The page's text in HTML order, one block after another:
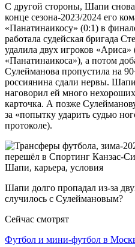
С другой стороны, Шапи снова
конце сезона-2023/2024 его
«Панатинаикосу» (0:1) в
работала судейская бригада
удалила двух игроков
«Панатинаикоса»), а потом
Сулейманова пропустила на
россиянина сдали нервы.
наговорил ей много
карточка. А позже
за «попытку ударить судью
протоколе).
Шапи долго пропадал из-за
случилось с Сулеймановым?
Сейчас смотрят
Футбол и мини-футбол в